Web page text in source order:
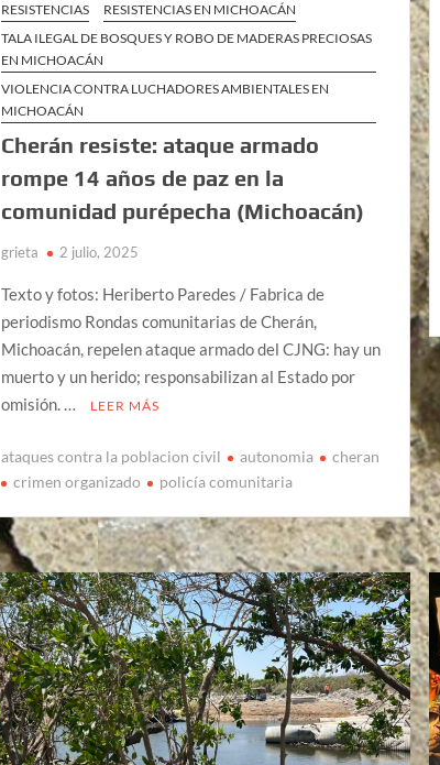
RESISTENCIAS
RESISTENCIAS EN MICHOACÁN
TALA ILEGAL DE BOSQUES Y ROBO DE MADERAS PRECIOSAS
EN MICHOACÁN
VIOLENCIA CONTRA LUCHADORES AMBIENTALES EN
MICHOACÁN
Cherán resiste: ataque armado
rompe 14 años de paz en la
comunidad purépecha (Michoacán)
grieta 2 julio, 2025
Texto y fotos: Heriberto Paredes / Fabrica de
periodismo Rondas comunitarias de Cherán,
Michoacán, repelen ataque armado del CJNG: hay un
muerto y un herido; responsabilizan al Estado por
omisión. …
LEER MÁS
ataques contra la poblacion civil autonomia
cheran
crimen organizado
policía comunitaria